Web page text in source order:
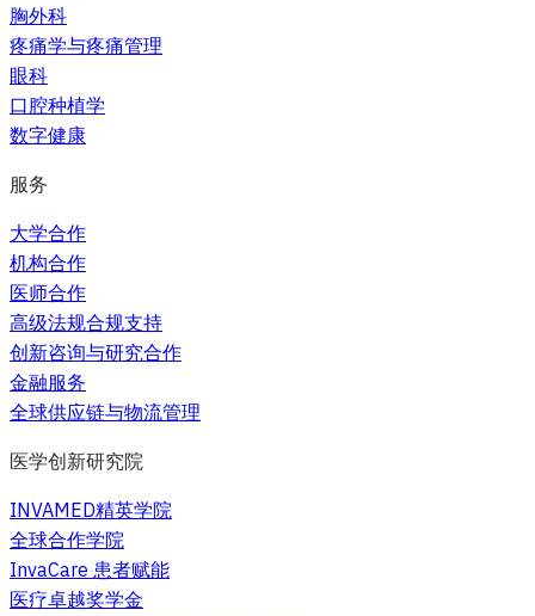
胸外科
疼痛学与疼痛管理
眼科
口腔种植学
数字健康
服务
大学合作
机构合作
医师合作
高级法规合规支持
创新咨询与研究合作
金融服务
全球供应链与物流管理
医学创新研究院
INVAMED精英学院
全球合作学院
InvaCare 患者赋能
医疗卓越奖学金